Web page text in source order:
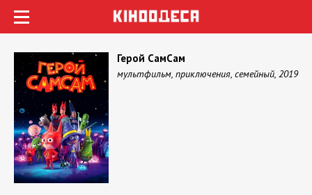
Герой СамСам
мультфильм, приключения, семейный, 2019